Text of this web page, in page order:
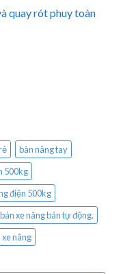
quay rót phuy toàn
bàn nâng tay
500kg
điện 500kg
bán xe nâng bán tự động.
xe nâng